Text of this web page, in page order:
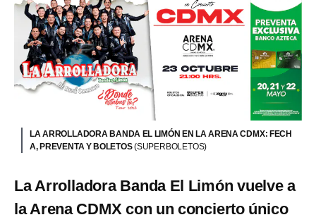
LA ARROLLADORA BANDA EL LIMÓN EN LA ARENA CDMX: FECH
A, PREVENTA Y BOLETOS(SUPERBOLETOS)
La Arrolladora Banda El Limón vuelve a
la Arena CDMX con un concierto único